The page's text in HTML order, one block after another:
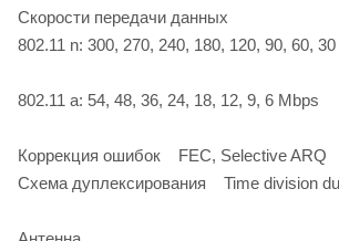
Скорости передачи данных
802.11 n: 300, 270, 240, 180, 120, 90, 60,
802.11 a: 54, 48, 36, 24, 18, 12, 9, 6 Mbps
Коррекция ошибок FEC, Selective ARQ
Схема дуплексирования Time division